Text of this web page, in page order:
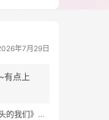
年7月29日
有点上
琴谱免费获取